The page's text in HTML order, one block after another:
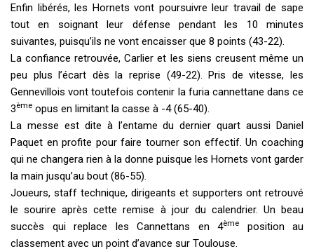
Enfin libérés, les Hornets vont poursuivre leur travail de sape
tout en soignant leur défense pendant les 10 minutes
suivantes, puisqu’ils ne vont encaisser que 8 points (43-22).
La confiance retrouvée, Carlier et les siens creusent même un
peu plus l’écart dès la reprise (49-22). Pris de vitesse, les
Gennevillois vont toutefois contenir la furia cannettane dans ce
3ème opus en limitant la casse à -4 (65-40).
La messe est dite à l’entame du dernier quart aussi Daniel
Paquet en profite pour faire tourner son effectif. Un coaching
qui ne changera rien à la donne puisque les Hornets vont garder
la main jusqu’au bout (86-55).
Joueurs, staff technique, dirigeants et supporters ont retrouvé
le sourire après cette remise à jour du calendrier. Un beau
succès qui replace les Cannettans en 4ème
position au
classement avec un point d’avance sur Toulouse.